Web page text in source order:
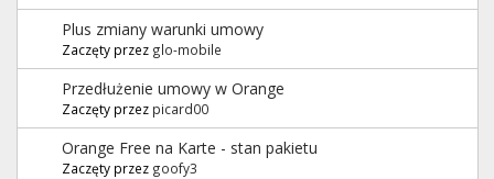
Plus zmiany warunki umowy
Zaczęty przez glo-mobile
Przedłużenie umowy w Orange
Zaczęty przez picard00
Orange Free na Karte - stan pakietu
Zaczęty przez goofy3